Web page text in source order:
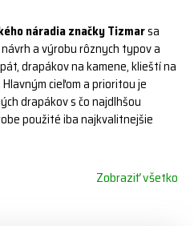
náradia značky Tizmarsa
a výrobu rôznych typov a
drapákov na kamene, klieští na
cieľom a prioritou je
drapákov s čo najdlhšou
použité iba najkvalitnejšie
Zobraziť všetko